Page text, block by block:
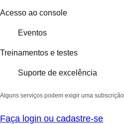
Acesso ao console
Eventos
Treinamentos e testes
Suporte de excelência
Alguns serviços podem exigir uma
Faça login ou cadastre-se